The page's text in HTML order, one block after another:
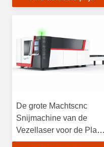
De grote Machtscnc
Snijmachine van de
Vezellaser voor de Plaat
van het Roestvrij